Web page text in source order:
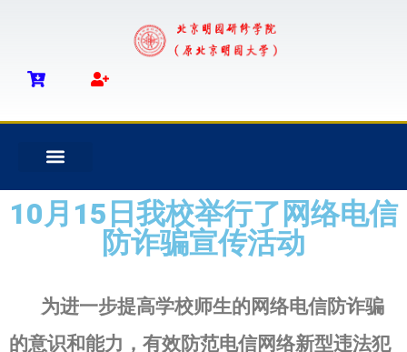
10月 15 日我校举行了网络电信
防诈骗宣传活动
为进一步提高学校师生的网络电信防诈骗
的意识和能力， 有效防范电信网络新型违法犯